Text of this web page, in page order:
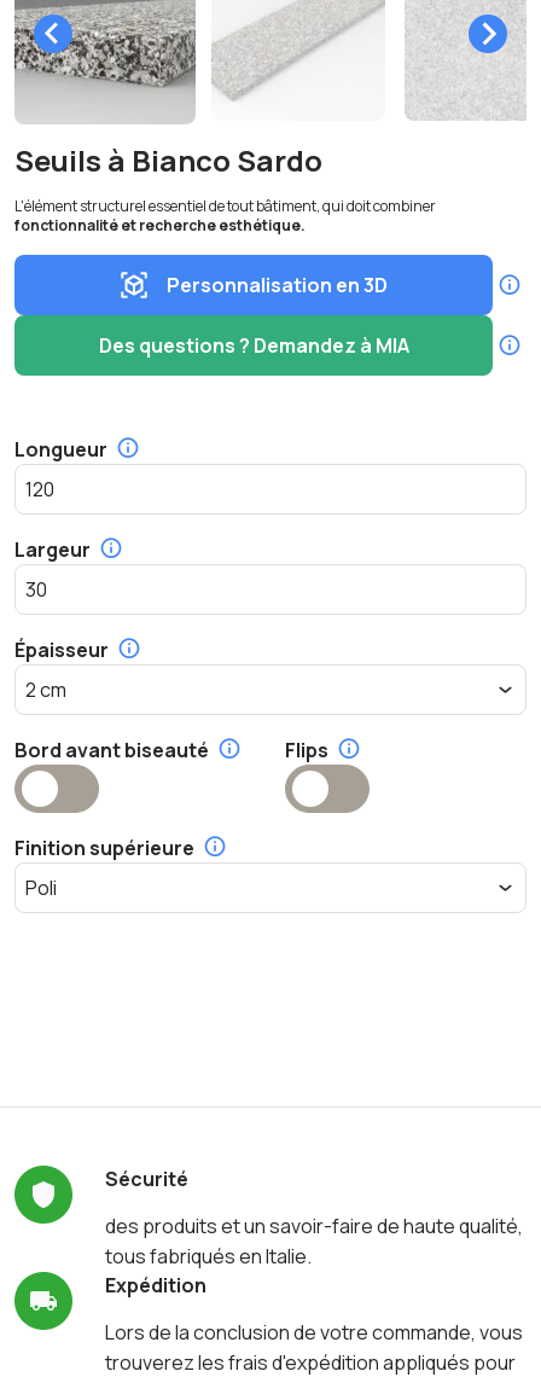
Seuils à Bianco Sardo
L'élément structurel essentiel de tout bâtiment, qui doit combiner
fonctionnalité et recherche esthétique.
Personnalisation en 3D
Des questions ? Demandez à MIA
Longueur
Largeur
Épaisseur
Bord avant biseauté Flips
Finition supérieure
Sécurité
des produits et un savoir-faire de haute qualité,
tous fabriqués en Italie.
Expédition
Lors de la conclusion de votre commande, vous
trouverez les frais d'expédition appliqués pour